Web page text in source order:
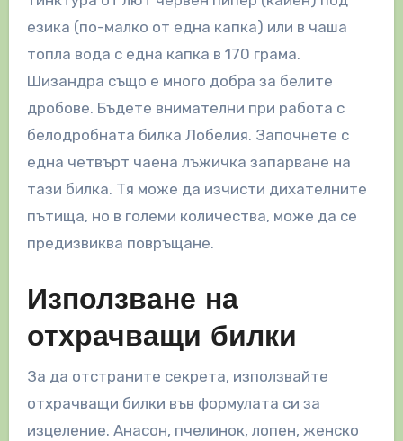
езика (по-малко от една капка) или в чаша
топла вода с една капка в 170 грама.
Шизандра също е много добра за белите
дробове. Бъдете внимателни при работа с
белодробната билка Лобелия. Започнете с
една четвърт чаена лъжичка запарване на
тази билка. Тя може да изчисти дихателните
пътища, но в големи количества, може да се
предизвиква повръщане.
Използване на
отхрачващи билки
За да отстраните секрета, използвайте
отхрачващи билки във формулата си за
изцеление. Анасон, пчелинок, лопен, женско